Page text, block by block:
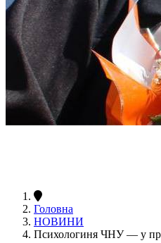
Головна
НОВИНИ
Психологиня ЧНУ — у